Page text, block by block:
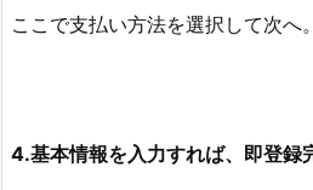
ここで支払い方法を選択して次へ。
4.基本情報を入力すれば、即登録